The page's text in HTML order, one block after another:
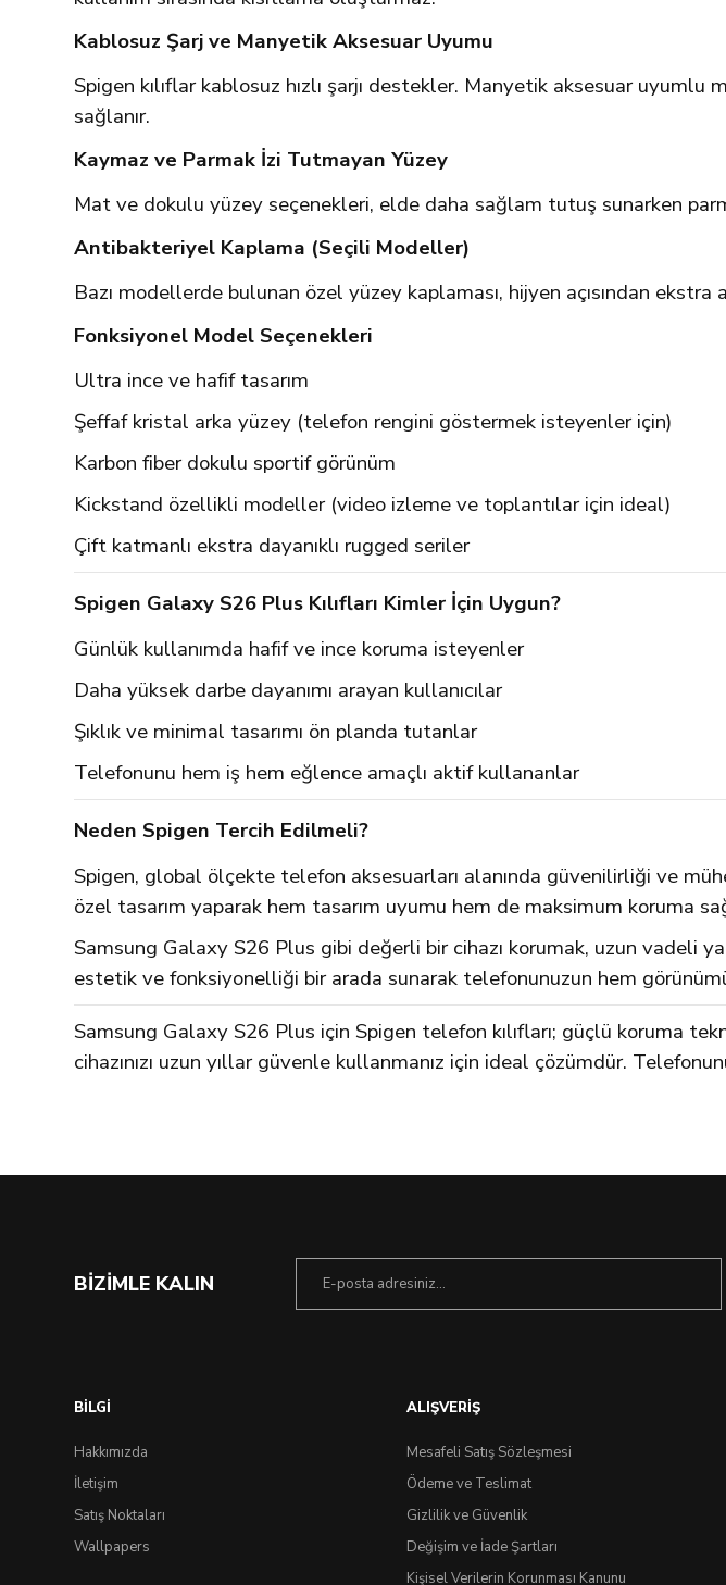
Kablosuz Şarj ve Manyetik Aksesuar Uyumu
Spigen kılıflar kablosuz hızlı şarjı destekler. Manyetik aksesuar
sağlanır.
Kaymaz ve Parmak İzi Tutmayan Yüzey
Mat ve dokulu yüzey seçenekleri, elde daha sağlam tutuş sunarken
Antibakteriyel Kaplama (Seçili Modeller)
Bazı modellerde bulunan özel yüzey kaplaması, hijyen açısından
Fonksiyonel Model Seçenekleri
Ultra ince ve hafif tasarım
Şeffaf kristal arka yüzey (telefon rengini göstermek isteyenler için)
Karbon fiber dokulu sportif görünüm
Kickstand özellikli modeller (video izleme ve toplantılar için ideal)
Çift katmanlı ekstra dayanıklı rugged seriler
Spigen Galaxy S26 Plus Kılıfları Kimler İçin Uygun?
Günlük kullanımda hafif ve ince koruma isteyenler
Daha yüksek darbe dayanımı arayan kullanıcılar
Şıklık ve minimal tasarımı ön planda tutanlar
Telefonunu hem iş hem eğlence amaçlı aktif kullananlar
Neden Spigen Tercih Edilmeli?
Spigen, global ölçekte telefon aksesuarları alanında güvenilirliği ve
özel tasarım yaparak hem tasarım uyumu hem de maksimum koruma
Samsung Galaxy S26 Plus gibi değerli bir cihazı korumak, uzun vadeli
estetik ve fonksiyonelliği bir arada sunarak telefonunuzun hem
Samsung Galaxy S26 Plus için Spigen telefon kılıfları; güçlü koruma
cihazınızı uzun yıllar güvenle kullanmanız için ideal çözümdür.
BİZİMLE KALIN
BİLGİ
Hakkımızda
İletişim
Satış Noktaları
Wallpapers
ALIŞVERİŞ
Mesafeli Satış Sözleşmesi
Ödeme ve Teslimat
Gizlilik ve Güvenlik
Değişim ve İade Şartları
Kişisel Verilerin Korunması Kanunu